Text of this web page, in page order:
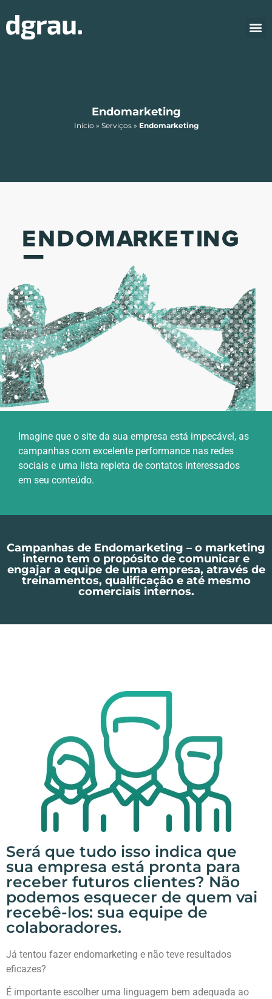
Endomarketing
Início » Serviços» Endomarketing
Imagine que o site da sua empresa está impecável, as
campanhas com excelente performance nas redes
sociais e uma lista repleta de contatos interessados
em seu conteúdo.
Campanhas de Endomarketing – o marketing
interno tem o propósito de comunicar e
engajar a equipe de uma empresa, através de
treinamentos, qualificação e até mesmo
comerciais internos.
Será que tudo isso indica que
sua empresa está pronta para
receber futuros clientes? Não
podemos esquecer de quem vai
recebê-los: sua equipe de
colaboradores.
Já tentou fazer endomarketing e não teve resultados
eficazes?
É importante escolher uma linguagem bem adequada ao